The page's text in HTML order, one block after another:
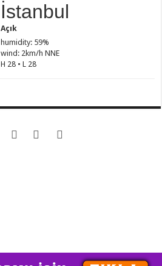
İstanbul
Açık
humidity: 59%
wind: 2km/h NNE
H 28 • L 28